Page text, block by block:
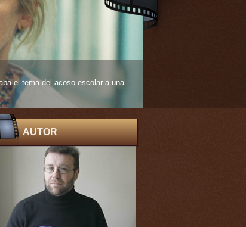
temprana. De ello nos habla
AUTOR